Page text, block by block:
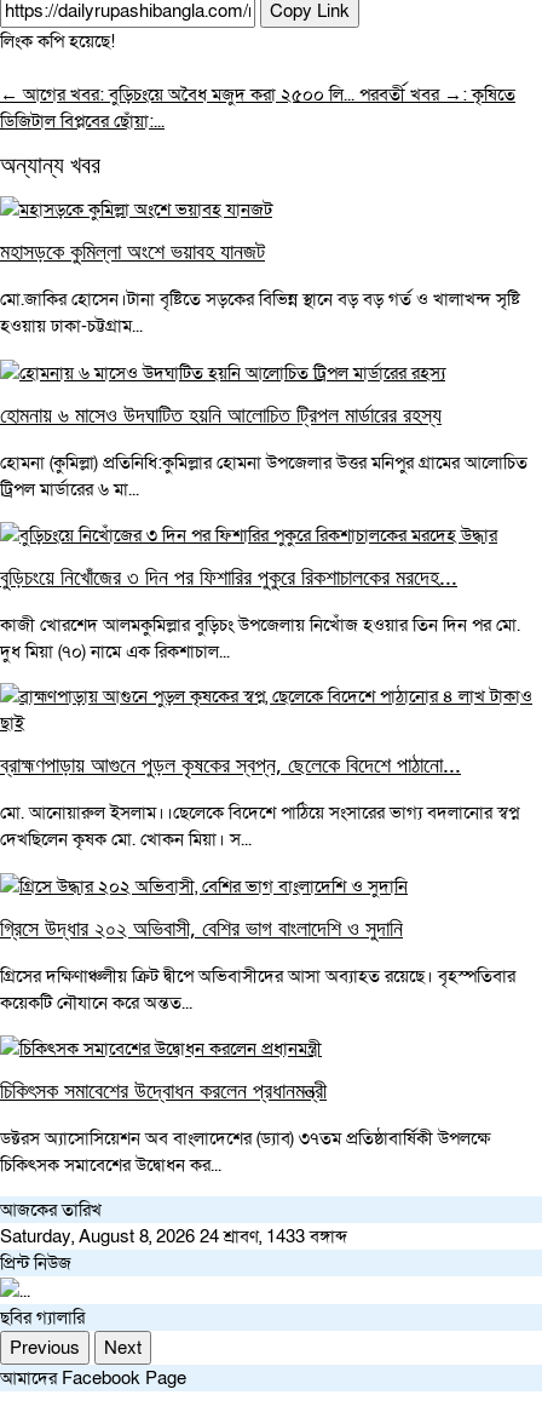
Copy Link
লিংক কপি হয়েছে!
← আগের খবর: বুড়িচংয়ে অবৈধ মজুদ করা ২৫০০ লি... পরবর্তী খবর →: কৃষিতে
ডিজিটাল বিপ্লবের ছোঁয়া:...
অন্যান্য খবর
মহাসড়কে কুমিল্লা অংশে ভয়াবহ যানজট
মো.জাকির হোসেন।টানা বৃষ্টিতে সড়কের বিভিন্ন স্থানে বড় বড় গর্ত ও খালাখন্দ সৃষ্টি
হওয়ায় ঢাকা-চট্টগ্রাম...
হোমনায় ৬ মাসেও উদঘাটিত হয়নি আলোচিত ট্রিপল মার্ডারের রহস্য
হোমনা (কুমিল্লা) প্রতিনিধি:কুমিল্লার হোমনা উপজেলার উত্তর মনিপুর গ্রামের আলোচিত
ট্রিপল মার্ডারের ৬ মা...
বুড়িচংয়ে নিখোঁজের ৩ দিন পর ফিশারির পুকুরে রিকশাচালকের মরদেহ...
কাজী খোরশেদ আলমকুমিল্লার বুড়িচং উপজেলায় নিখোঁজ হওয়ার তিন দিন পর মো.
দুধ মিয়া (৭০) নামে এক রিকশাচাল...
ব্রাহ্মণপাড়ায় আগুনে পুড়ল কৃষকের স্বপ্ন, ছেলেকে বিদেশে পাঠানো...
মো. আনোয়ারুল ইসলাম।।ছেলেকে বিদেশে পাঠিয়ে সংসারের ভাগ্য বদলানোর স্বপ্ন
দেখছিলেন কৃষক মো. খোকন মিয়া। স...
গ্রিসে উদ্ধার ২০২ অভিবাসী, বেশির ভাগ বাংলাদেশি ও সুদানি
গ্রিসের দক্ষিণাঞ্চলীয় ক্রিট দ্বীপে অভিবাসীদের আসা অব্যাহত রয়েছে। বৃহস্পতিবার
কয়েকটি নৌযানে করে অন্তত...
চিকিৎসক সমাবেশের উদ্বোধন করলেন প্রধানমন্ত্রী
ডক্টরস অ্যাসোসিয়েশন অব বাংলাদেশের (ড্যাব) ৩৭তম প্রতিষ্ঠাবার্ষিকী উপলক্ষে
চিকিৎসক সমাবেশের উদ্বোধন কর...
আজকের তারিখ
Saturday, August 8, 2026 24 শ্রাবণ, 1433 বঙ্গাব্দ
প্রিন্ট নিউজ
ছবির গ্যালারি
Previous
Next
আমাদের Facebook Page